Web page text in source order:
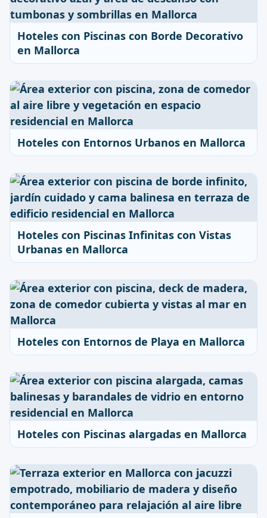
Hoteles con Piscinas con Borde Decorativo
en Mallorca
Hoteles con Entornos Urbanos en Mallorca
Hoteles con Piscinas Infinitas con Vistas
Urbanas en Mallorca
Hoteles con Entornos de Playa en Mallorca
Hoteles con Piscinas alargadas en Mallorca